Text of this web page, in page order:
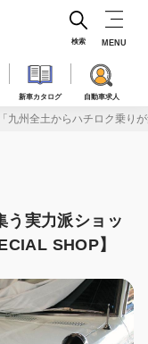
新車カタログ 自動車求人
検索 MENU
「九州全土からハチロク乗り
う実力派ショッ
SHOP】